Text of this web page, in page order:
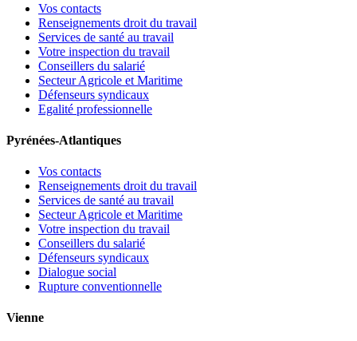
Vos contacts
Renseignements droit du travail
Services de santé au travail
Votre inspection du travail
Conseillers du salarié
Secteur Agricole et Maritime
Défenseurs syndicaux
Egalité professionnelle
Pyrénées-Atlantiques
Vos contacts
Renseignements droit du travail
Services de santé au travail
Secteur Agricole et Maritime
Votre inspection du travail
Conseillers du salarié
Défenseurs syndicaux
Dialogue social
Rupture conventionnelle
Vienne